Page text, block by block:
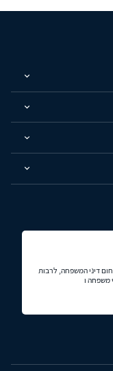
דיני המשפחה, לרבות
משפחה ו